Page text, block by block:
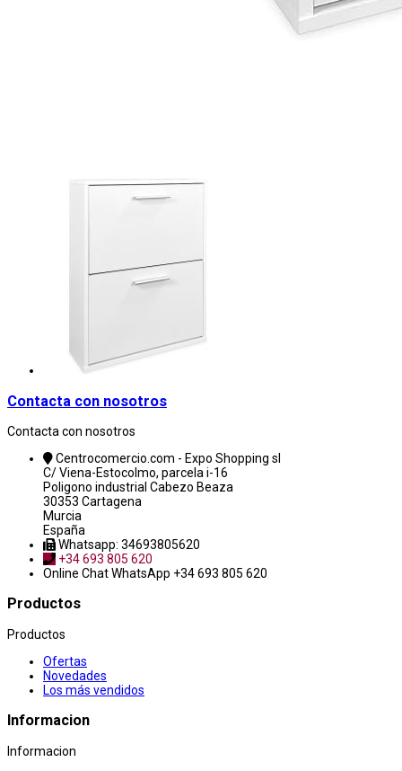
Contacta con nosotros
Contacta con nosotros
Centrocomercio.com - Expo Shopping sl
C/ Viena-Estocolmo, parcela i-16
Poligono industrial Cabezo Beaza
30353 Cartagena
Murcia
España
Whatsapp: 34693805620
+34 693 805 620
Online ChatWhatsApp +34 693 805 620
Productos
Productos
Ofertas
Novedades
Los más vendidos
Informacion
Informacion